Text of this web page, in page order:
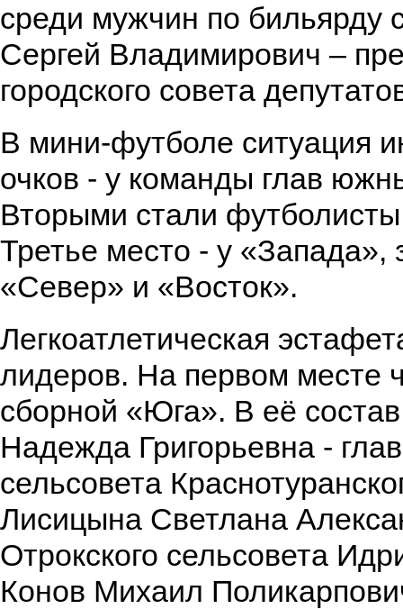
среди мужчин по бильярду
Сергей Владимирович –
городского совета
В мини-футболе ситуация
очков - у команды глав
Вторыми стали
Третье место - у «Запада»,
«Север» и «Восток».
Легкоатлетическая
лидеров. На первом месте
сборной «Юга». В её
Надежда Григорьевна -
сельсовета
Лисицына Светлана
Отрокского сельсовета
Конов Михаил